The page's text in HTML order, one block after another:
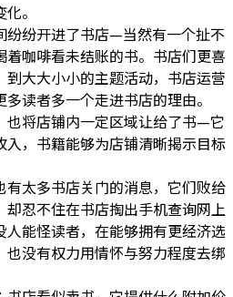
。
纷纷开进了书店—当然有一个扯不
咖啡看未结账的书。书店们更喜
大大小小的主题活动，书店运营
读者多一个走进书店的理由。
也将店铺内一定区域让给了书—它
，书籍能够为店铺清晰揭示目标
太多书店关门的消息，它们败给
忍不住在书店掏出手机查询网上
能怪读者，在能够拥有更经济选
没有权力用情怀与努力程度去绑